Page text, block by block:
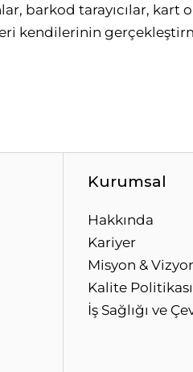
barkod tarayıcılar, kart
kendilerinin
Kurumsal
Hakkında
Kariyer
Misyon &
Kalite Politikası
İş Sağlığı ve